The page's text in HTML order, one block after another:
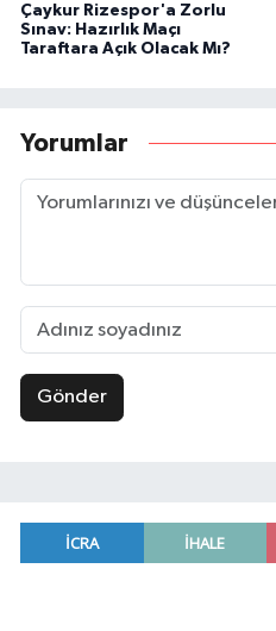
Çaykur Rizespor'a Zorlu
Sınav: Hazırlık Maçı
Taraftara Açık Olacak Mı?
Yorumlar
Gönder